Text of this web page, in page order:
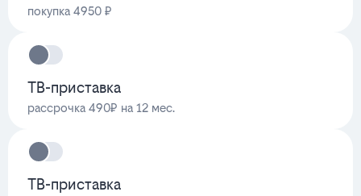
покупка 4950 ₽
ТВ-приставка
рассрочка 490₽ на 12 мес.
ТВ-приставка